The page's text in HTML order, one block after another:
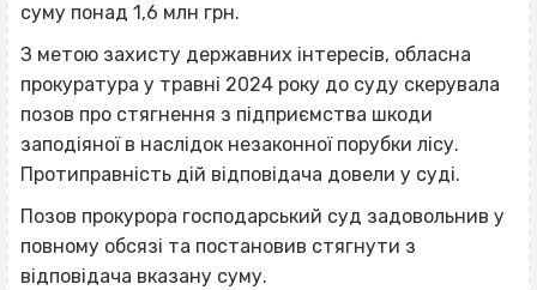
суму понад 1,6 млн грн.
З метою захисту державних інтересів, обласна
прокуратура у травні 2024 року до суду скерувала
позов про стягнення з підприємства шкоди
заподіяної в наслідок незаконної порубки лісу.
Протиправність дій відповідача довели у суді.
Позов прокурора господарський суд задовольнив у
повному обсязі та постановив стягнути з
відповідача вказану суму.